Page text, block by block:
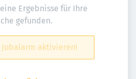
Ergebnisse für Ihre
gefunden.
Jobalarm aktivieren!